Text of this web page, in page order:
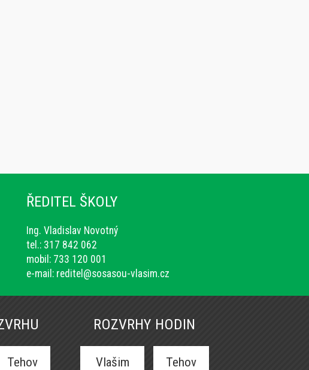
ŘEDITEL ŠKOLY
Ing. Vladislav Novotný
tel.: 317 842 062
mobil: 733 120 001
e-mail: reditel@sosasou-vlasim.cz
Tehov
ROZVRHY HODIN
Vlašim Tehov